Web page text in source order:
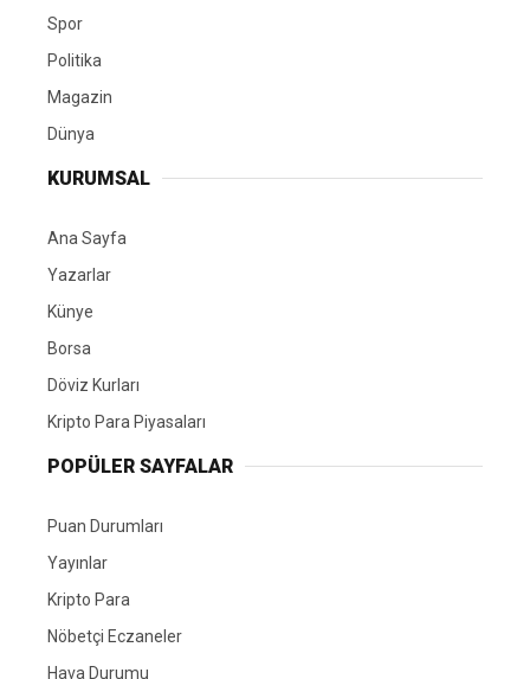
Spor
Politika
Magazin
Dünya
KURUMSAL
Ana Sayfa
Yazarlar
Künye
Borsa
Döviz Kurları
Kripto Para Piyasaları
POPÜLER SAYFALAR
Puan Durumları
Yayınlar
Kripto Para
Nöbetçi Eczaneler
Hava Durumu